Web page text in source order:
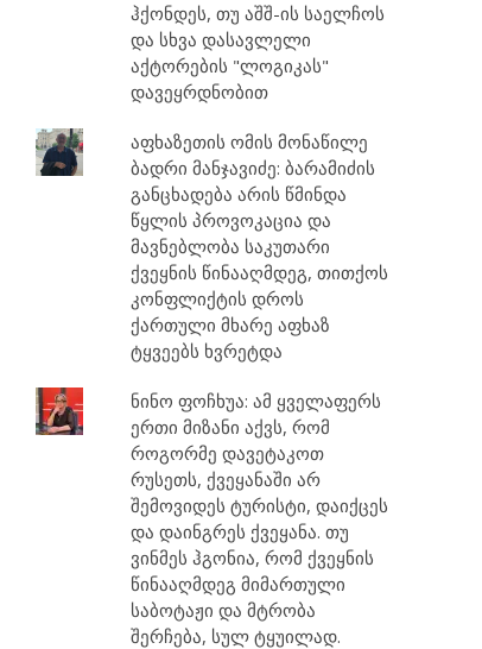
ჰქონდეს, თუ აშშ-ის საელჩოს
და სხვა დასავლელი
აქტორების "ლოგიკას"
დავეყრდნობით
აფხაზეთის ომის მონაწილე
ბადრი მანჯავიძე: ბარამიძის
განცხადება არის წმინდა
წყლის პროვოკაცია და
მავნებლობა საკუთარი
ქვეყნის წინააღმდეგ, თითქოს
კონფლიქტის დროს
ქართული მხარე აფხაზ
ტყვეებს ხვრეტდა
ნინო ფოჩხუა: ამ ყველაფერს
ერთი მიზანი აქვს, რომ
როგორმე დავეტაკოთ
რუსეთს, ქვეყანაში არ
შემოვიდეს ტურისტი, დაიქცეს
და დაინგრეს ქვეყანა. თუ
ვინმეს ჰგონია, რომ ქვეყნის
წინააღმდეგ მიმართული
საბოტაჟი და მტრობა
შერჩება, სულ ტყუილად.